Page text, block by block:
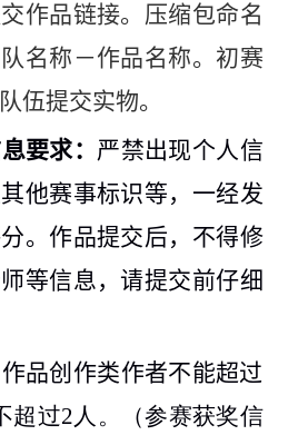
作品链接。压缩包命名
名称－作品名称。初赛
伍提交实物。
要求： 严禁出现个人信
他赛事标识等，一经发
。作品提交后，不得修
等信息，请提交前仔细
作品创作类作者不能超过
超过2人。（参赛获奖信